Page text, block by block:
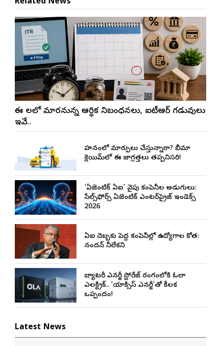
ఈ నెలలో మారనున్న ఆర్థిక నిబంధనలు, ఐటీఆర్ గడువులు
ఇవే..
వాహనంలో మార్పులు చేస్తున్నారా? బీమా
క్లెయిమ్‌లో ఈ జాగ్రత్తలు తప్పనిసరి!
‘ఏజెంటిక్ ఏఐ’ వైపు కంపెనీల అడుగులు:
సేల్స్‌ఫోర్స్ ఏజెంటిక్ ఎంటర్‌ప్రైజ్ ఇండెక్స్
2026
ఏఐ దెబ్బకు పెద్ద కంపెనీల్లో ఉద్యోగాల కోత:
నందన్ నీలేకని
బ్యాటరీ ఎనర్జీ స్టోరేజ్ రంగంలోకి ఓలా
ఎలక్ట్రిక్.. ‘యాక్సిస్ ఎనర్జీ’తో కీలక
ఒప్పందం!
Latest News